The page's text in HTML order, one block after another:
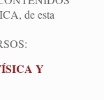
de esta
Y